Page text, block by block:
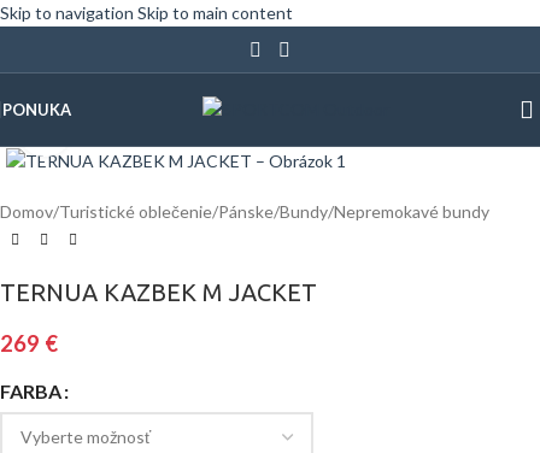
Skip to navigation Skip to main content
PONUKA
Domov/Turistické oblečenie/Pánske/Bundy/Nepremokavé bundy
TERNUA KAZBEK M JACKET
269 €
FARBA